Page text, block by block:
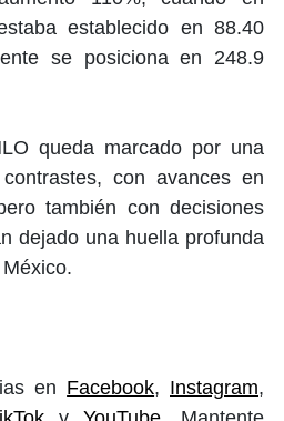
establecido en 88.40
se posiciona en 248.9
queda marcado por una
con avances en
también con decisiones
dejado una huella profunda
en Facebook, Instagram,